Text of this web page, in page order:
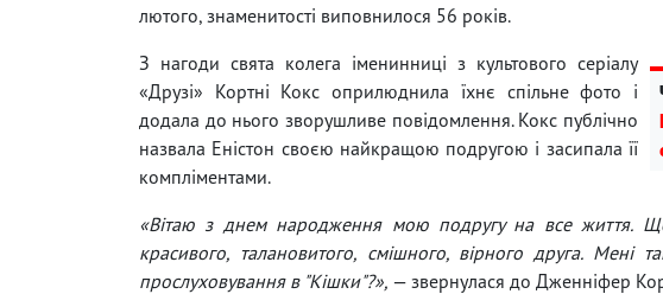
лютого, знаменитості виповнилося 56 років.
З нагоди свята колега іменинниці з культового серіалу
«Друзі» Кортні Кокс оприлюднила їхнє спільне фото і
додала до нього зворушливе повідомлення. Кокс публічно
назвала Еністон своєю найкращою подругою і засипала її
компліментами.
«Вітаю з днем ​​народження мою подругу на все життя.
красивого, талановитого, смішного, вірного друга.
прослуховування в "Кішки"?», — звернулася до Дженніфер